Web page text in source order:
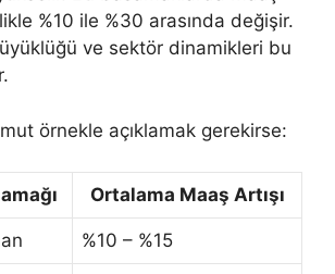
%10 ile %30 arasında değişir.
ve sektör dinamikleri bu
örnekle açıklamak gerekirse:
Ortalama Maaş Artışı
%10 – %15